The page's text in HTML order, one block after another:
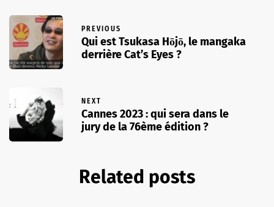
PREVIOUS
Qui est Tsukasa Hōjō, le mangaka
derrière Cat’s Eyes ?
NEXT
Cannes 2023 : qui sera dans le
jury de la 76ème édition ?
Related posts